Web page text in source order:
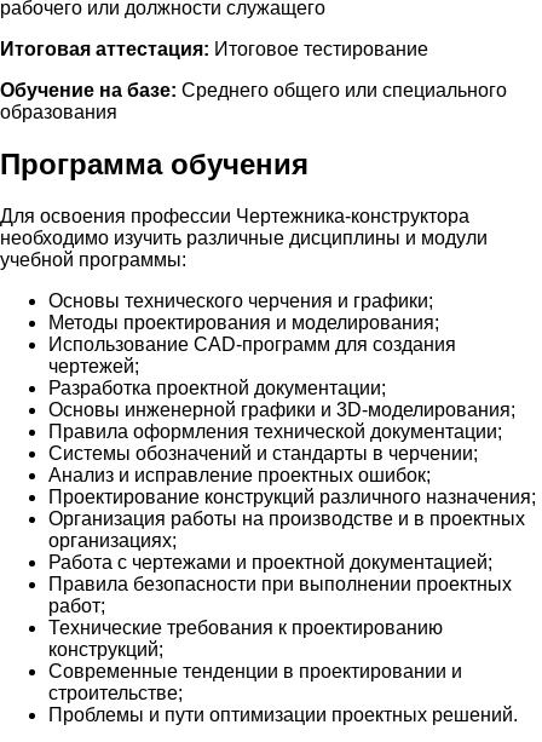
рабочего или должности служащего
Итоговая аттестация: Итоговое тестирование
Обучение на базе: Среднего общего или специального
образования
Программа обучения
Для освоения профессии Чертежника-конструктора
необходимо изучить различные дисциплины и модули
учебной программы:
Основы технического черчения и графики;
Методы проектирования и моделирования;
Использование CAD-программ для создания
чертежей;
Разработка проектной документации;
Основы инженерной графики и 3D-моделирования;
Правила оформления технической документации;
Системы обозначений и стандарты в черчении;
Анализ и исправление проектных ошибок;
Проектирование конструкций различного назначения;
Организация работы на производстве и в проектных
организациях;
Работа с чертежами и проектной документацией;
Правила безопасности при выполнении проектных
работ;
Технические требования к проектированию
конструкций;
Современные тенденции в проектировании и
строительстве;
Проблемы и пути оптимизации проектных решений.